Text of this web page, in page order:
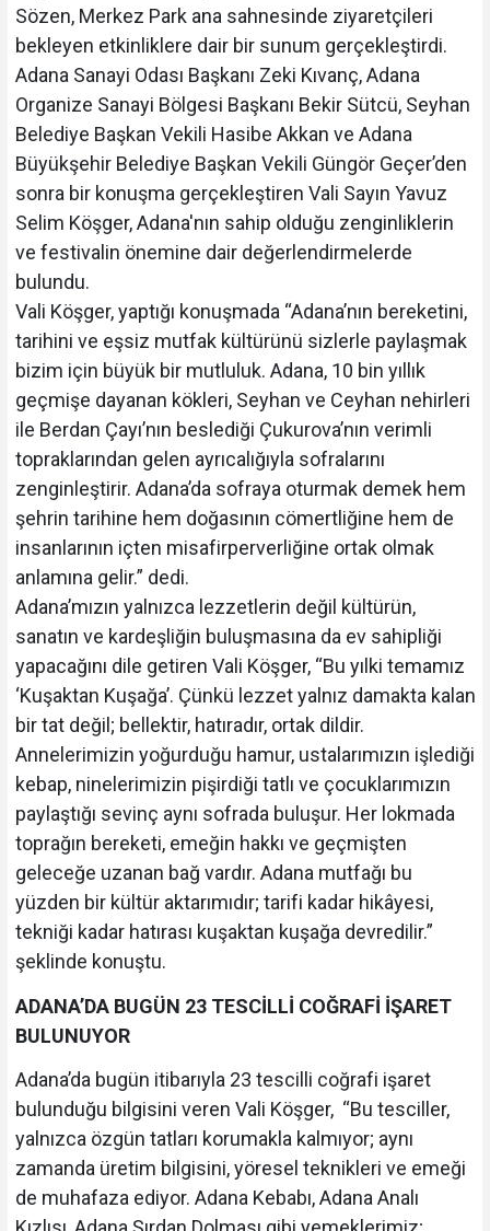
Sözen, Merkez Park ana sahnesinde ziyaretçileri
bekleyen etkinliklere dair bir sunum gerçekleştirdi.
Adana Sanayi Odası Başkanı Zeki Kıvanç, Adana
Organize Sanayi Bölgesi Başkanı Bekir Sütcü, Seyhan
Belediye Başkan Vekili Hasibe Akkan ve Adana
Büyükşehir Belediye Başkan Vekili Güngör Geçer’den
sonra bir konuşma gerçekleştiren Vali Sayın Yavuz
Selim Köşger, Adana'nın sahip olduğu zenginliklerin
ve festivalin önemine dair değerlendirmelerde
bulundu.
Vali Köşger, yaptığı konuşmada “Adana’nın bereketini,
tarihini ve eşsiz mutfak kültürünü sizlerle paylaşmak
bizim için büyük bir mutluluk. Adana, 10 bin yıllık
geçmişe dayanan kökleri, Seyhan ve Ceyhan nehirleri
ile Berdan Çayı’nın beslediği Çukurova’nın verimli
topraklarından gelen ayrıcalığıyla sofralarını
zenginleştirir. Adana’da sofraya oturmak demek hem
şehrin tarihine hem doğasının cömertliğine hem de
insanlarının içten misafirperverliğine ortak olmak
anlamına gelir.” dedi.
Adana’mızın yalnızca lezzetlerin değil kültürün,
sanatın ve kardeşliğin buluşmasına da ev sahipliği
yapacağını dile getiren Vali Köşger, “Bu yılki temamız
‘Kuşaktan Kuşağa’. Çünkü lezzet yalnız damakta kalan
bir tat değil; bellektir, hatıradır, ortak dildir.
Annelerimizin yoğurduğu hamur, ustalarımızın işlediği
kebap, ninelerimizin pişirdiği tatlı ve çocuklarımızın
paylaştığı sevinç aynı sofrada buluşur. Her lokmada
toprağın bereketi, emeğin hakkı ve geçmişten
geleceğe uzanan bağ vardır. Adana mutfağı bu
yüzden bir kültür aktarımıdır; tarifi kadar hikâyesi,
tekniği kadar hatırası kuşaktan kuşağa devredilir.”
şeklinde konuştu.
ADANA’DA BUGÜN 23 TESCİLLİ COĞRAFİ İŞARET
BULUNUYOR
Adana’da bugün itibarıyla 23 tescilli coğrafi işaret
bulunduğu bilgisini veren Vali Köşger, “Bu tesciller,
yalnızca özgün tatları korumakla kalmıyor; aynı
zamanda üretim bilgisini, yöresel teknikleri ve emeği
de muhafaza ediyor. Adana Kebabı, Adana Analı